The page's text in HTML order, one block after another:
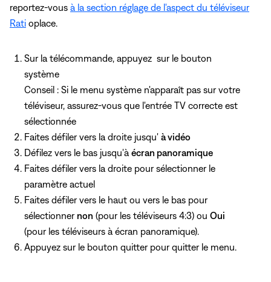
reportez-vous à la section réglage de l'aspect du téléviseur
Rati oplace.
Sur la télécommande, appuyez sur le bouton
système
Conseil : Si le menu système n'apparaît pas sur votre
téléviseur, assurez-vous que l'entrée TV correcte est
sélectionnée
Faites défiler vers la droite jusqu' à vidéo
Défilez vers le bas jusqu'à écran panoramique
Faites défiler vers la droite pour sélectionner le
paramètre actuel
Faites défiler vers le haut ou vers le bas pour
sélectionner non (pour les téléviseurs 4:3) ou Oui
(pour les téléviseurs à écran panoramique).
Appuyez sur le bouton quitter pour quitter le menu.